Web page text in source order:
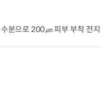
분으로 200㎛ 피부 부착 전